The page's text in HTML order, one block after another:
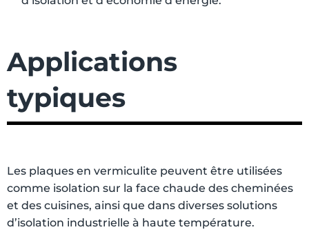
Applications
typiques
Les plaques en vermiculite peuvent être utilisées
comme isolation sur la face chaude des cheminées
et des cuisines, ainsi que dans diverses solutions
d’isolation industrielle à haute température.